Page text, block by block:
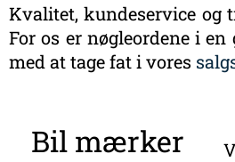
Kvalitet, kundeservice og
For os er nøgleordene i
med at tage fat i vores
Bil mærker